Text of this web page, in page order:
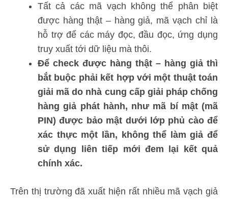
Tất cả các mã vạch không thể phân biệt
được hàng thật – hàng giả, mã vạch chỉ là
hỗ trợ để các máy đọc, đầu đọc, ứng dụng
truy xuất tới dữ liệu mà thôi.
Để check được hàng thật – hàng giả thì
bắt buộc phải kết hợp với một thuật toán
giải mã do nhà cung cấp giải pháp chống
hàng giả phát hành, như mã bí mật (mã
PIN) được bảo mật dưới lớp phủ cào để
xác thực một lần, không thể làm giả để
sử dụng liên tiếp mới đem lại kết quả
chính xác.
Trên thị trường đã xuất hiện rất nhiều mã vạch giả